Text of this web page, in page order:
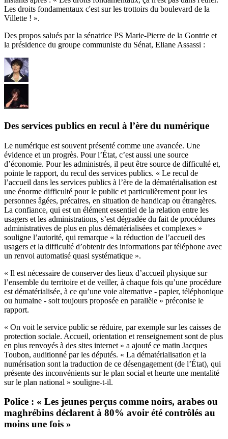
Les droits fondamentaux c'est sur les trottoirs du boulevard de la
Villette ! ».
Des propos salués par la sénatrice PS Marie-Pierre de la Gontrie et
la présidence du groupe communiste du Sénat, Eliane Assassi :
Des services publics en recul à l’ère du numérique
Le numérique est souvent présenté comme une avancée. Une
évidence et un progrès. Pour l’État, c’est aussi une source
d’économie. Pour les administrés, il peut être source de difficulté et,
pointe le rapport, du recul des services publics. « Le recul de
l’accueil dans les services publics à l’ère de la dématérialisation est
une énorme difficulté pour le public et particulièrement pour les
personnes âgées, précaires, en situation de handicap ou étrangères.
La confiance, qui est un élément essentiel de la relation entre les
usagers et les administrations, s’est dégradée du fait de procédures
administratives de plus en plus dématérialisées et complexes »
souligne l’autorité, qui remarque « la réduction de l’accueil des
usagers et la difficulté d’obtenir des informations par téléphone avec
un renvoi automatisé quasi systématique ».
« Il est nécessaire de conserver des lieux d’accueil physique sur
l’ensemble du territoire et de veiller, à chaque fois qu’une procédure
est dématérialisée, à ce qu’une voie alternative - papier, téléphonique
ou humaine - soit toujours proposée en parallèle » préconise le
rapport.
« On voit le service public se réduire, par exemple sur les caisses de
protection sociale. Accueil, orientation et renseignement sont de plus
en plus renvoyés à des sites internet » a ajouté ce matin Jacques
Toubon, auditionné par les députés. « La dématérialisation et la
numérisation sont la traduction de ce désengagement (de l’État), qui
présente des inconvénients sur le plan social et heurte une mentalité
sur le plan national » souligne-t-il.
Police : « Les jeunes perçus comme noirs, arabes ou
maghrébins déclarent à 80% avoir été contrôlés au
moins une fois »